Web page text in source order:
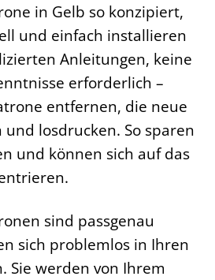
in Gelb so konzipiert,
und einfach installieren
Anleitungen, keine
erforderlich –
entfernen, die neue
losdrucken. So sparen
und können sich auf das
sind passgenau
sich problemlos in Ihren
Sie werden von Ihrem